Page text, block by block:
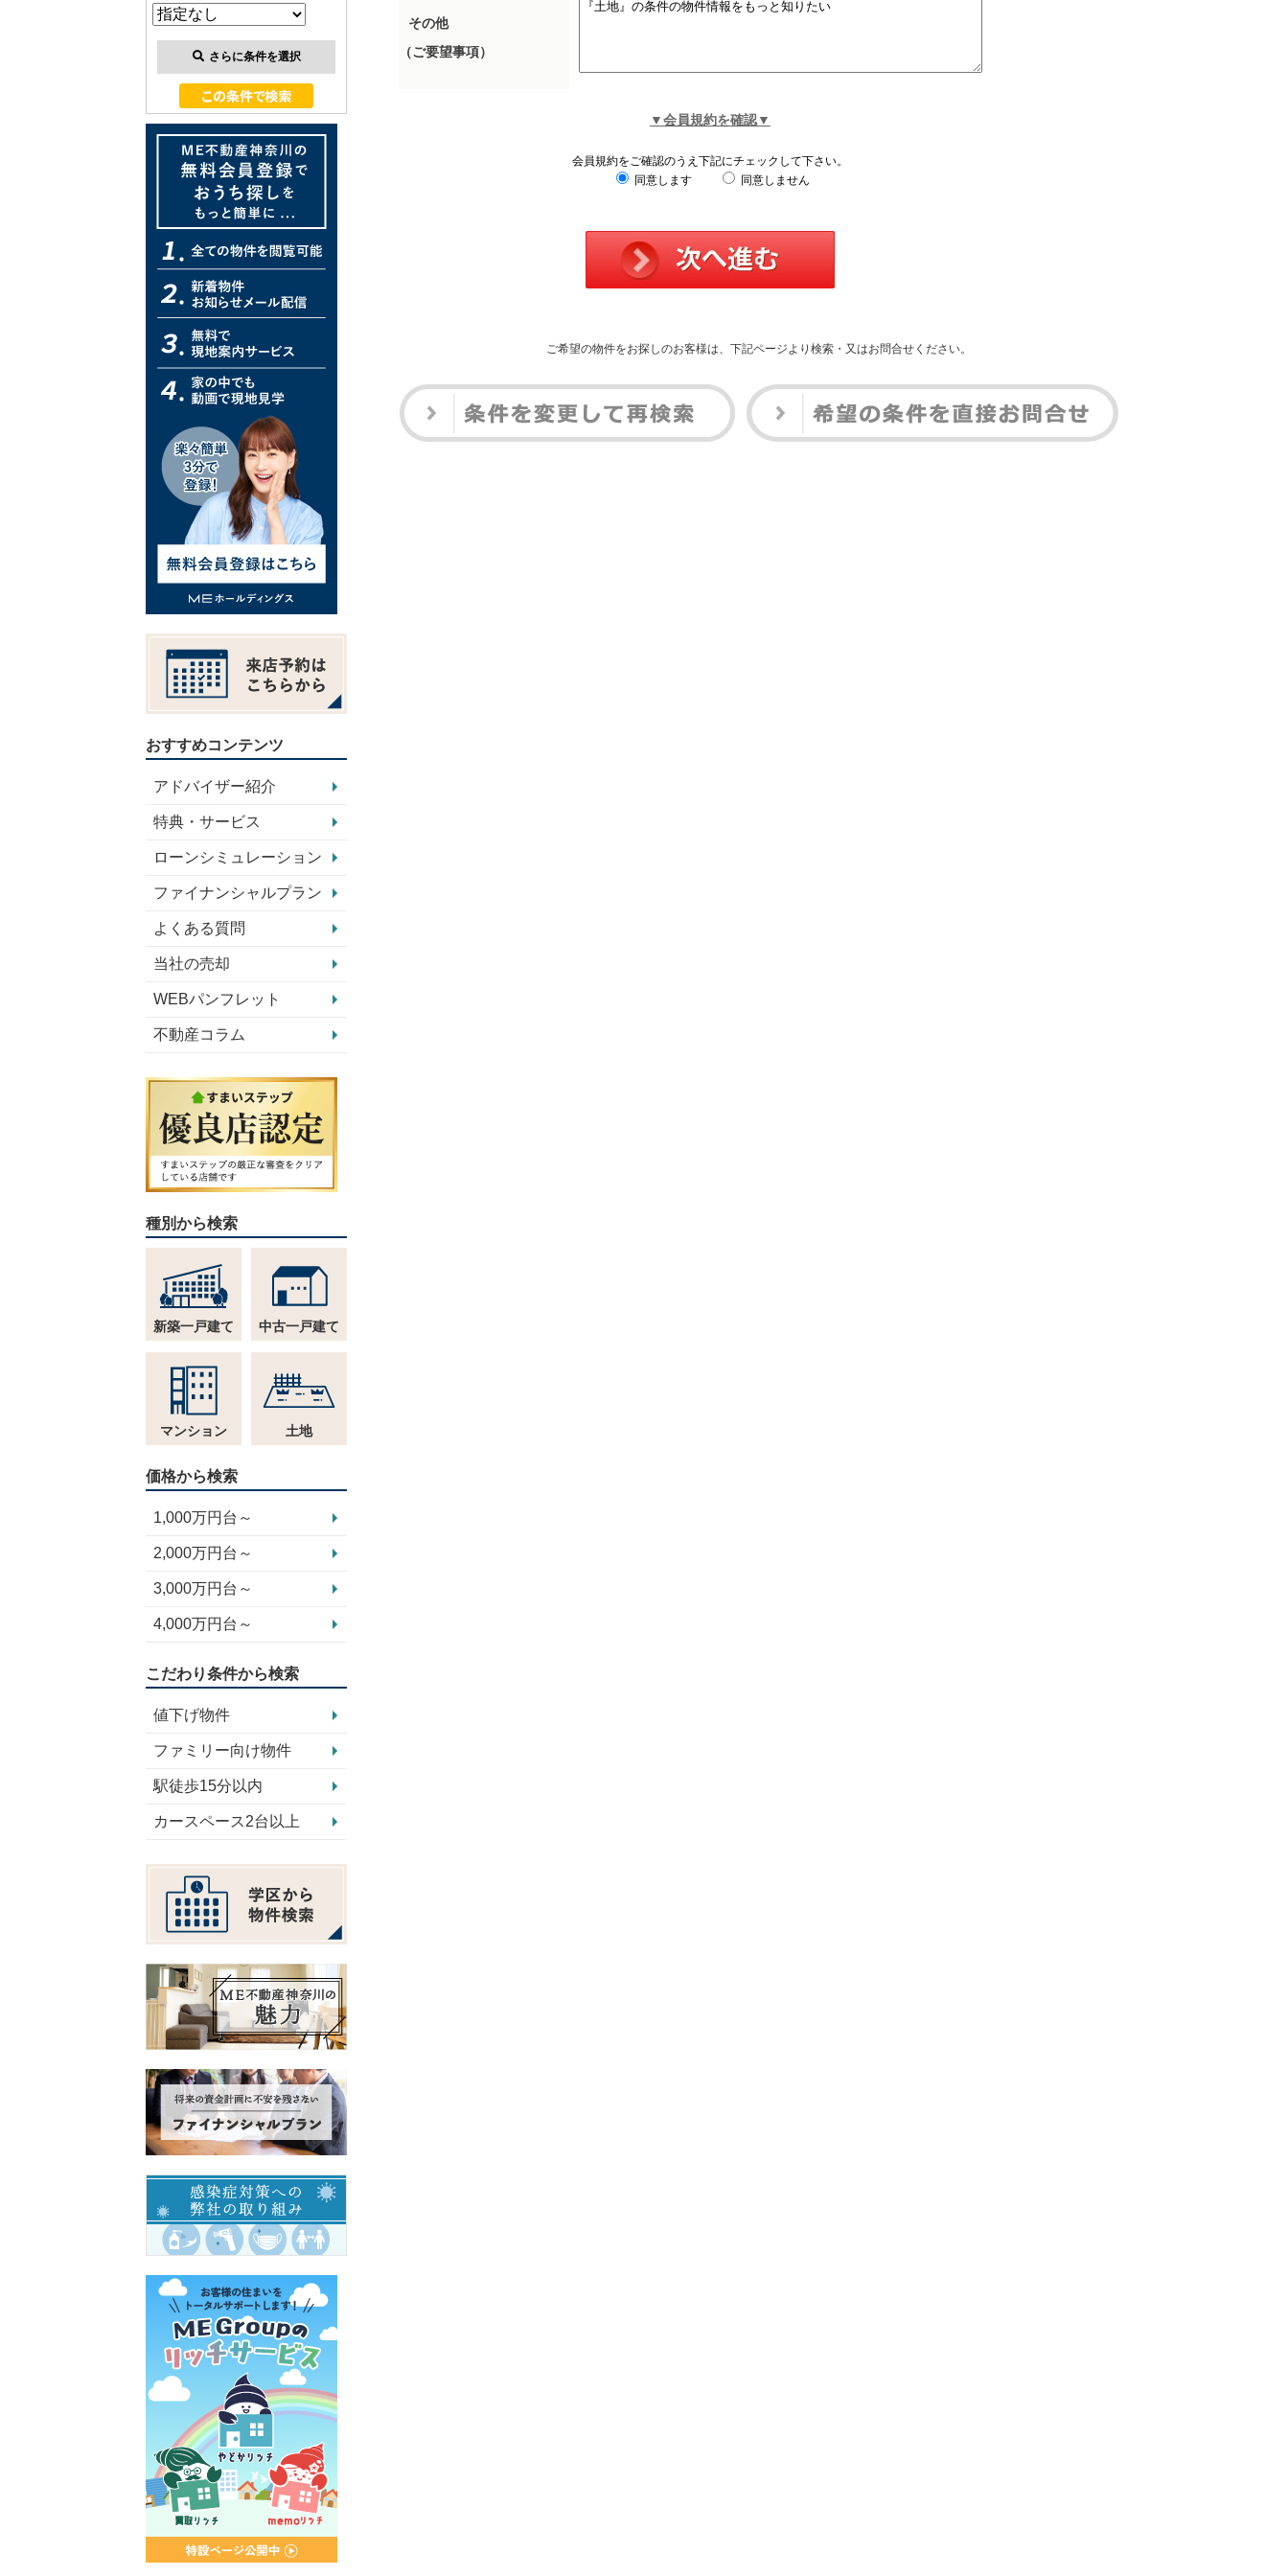
その他
（ご要望事項）
▼会員規約を確認▼
会員規約をご確認のうえ下記にチェックして下さい。
同意します
同意しません
ご希望の物件をお探しのお客様は、下記ページより検索・又はお問合せください。
さらに条件を選択
おすすめコンテンツ
アドバイザー紹介
特典・サービス
ローンシミュレーション
ファイナンシャルプラン
よくある質問
当社の売却
WEBパンフレット
不動産コラム
種別から検索
新築一戸建て 中古一戸建て
マンション 土地
価格から検索
1,000万円台～
2,000万円台～
3,000万円台～
4,000万円台～
こだわり条件から検索
値下げ物件
ファミリー向け物件
駅徒歩15分以内
カースペース2台以上